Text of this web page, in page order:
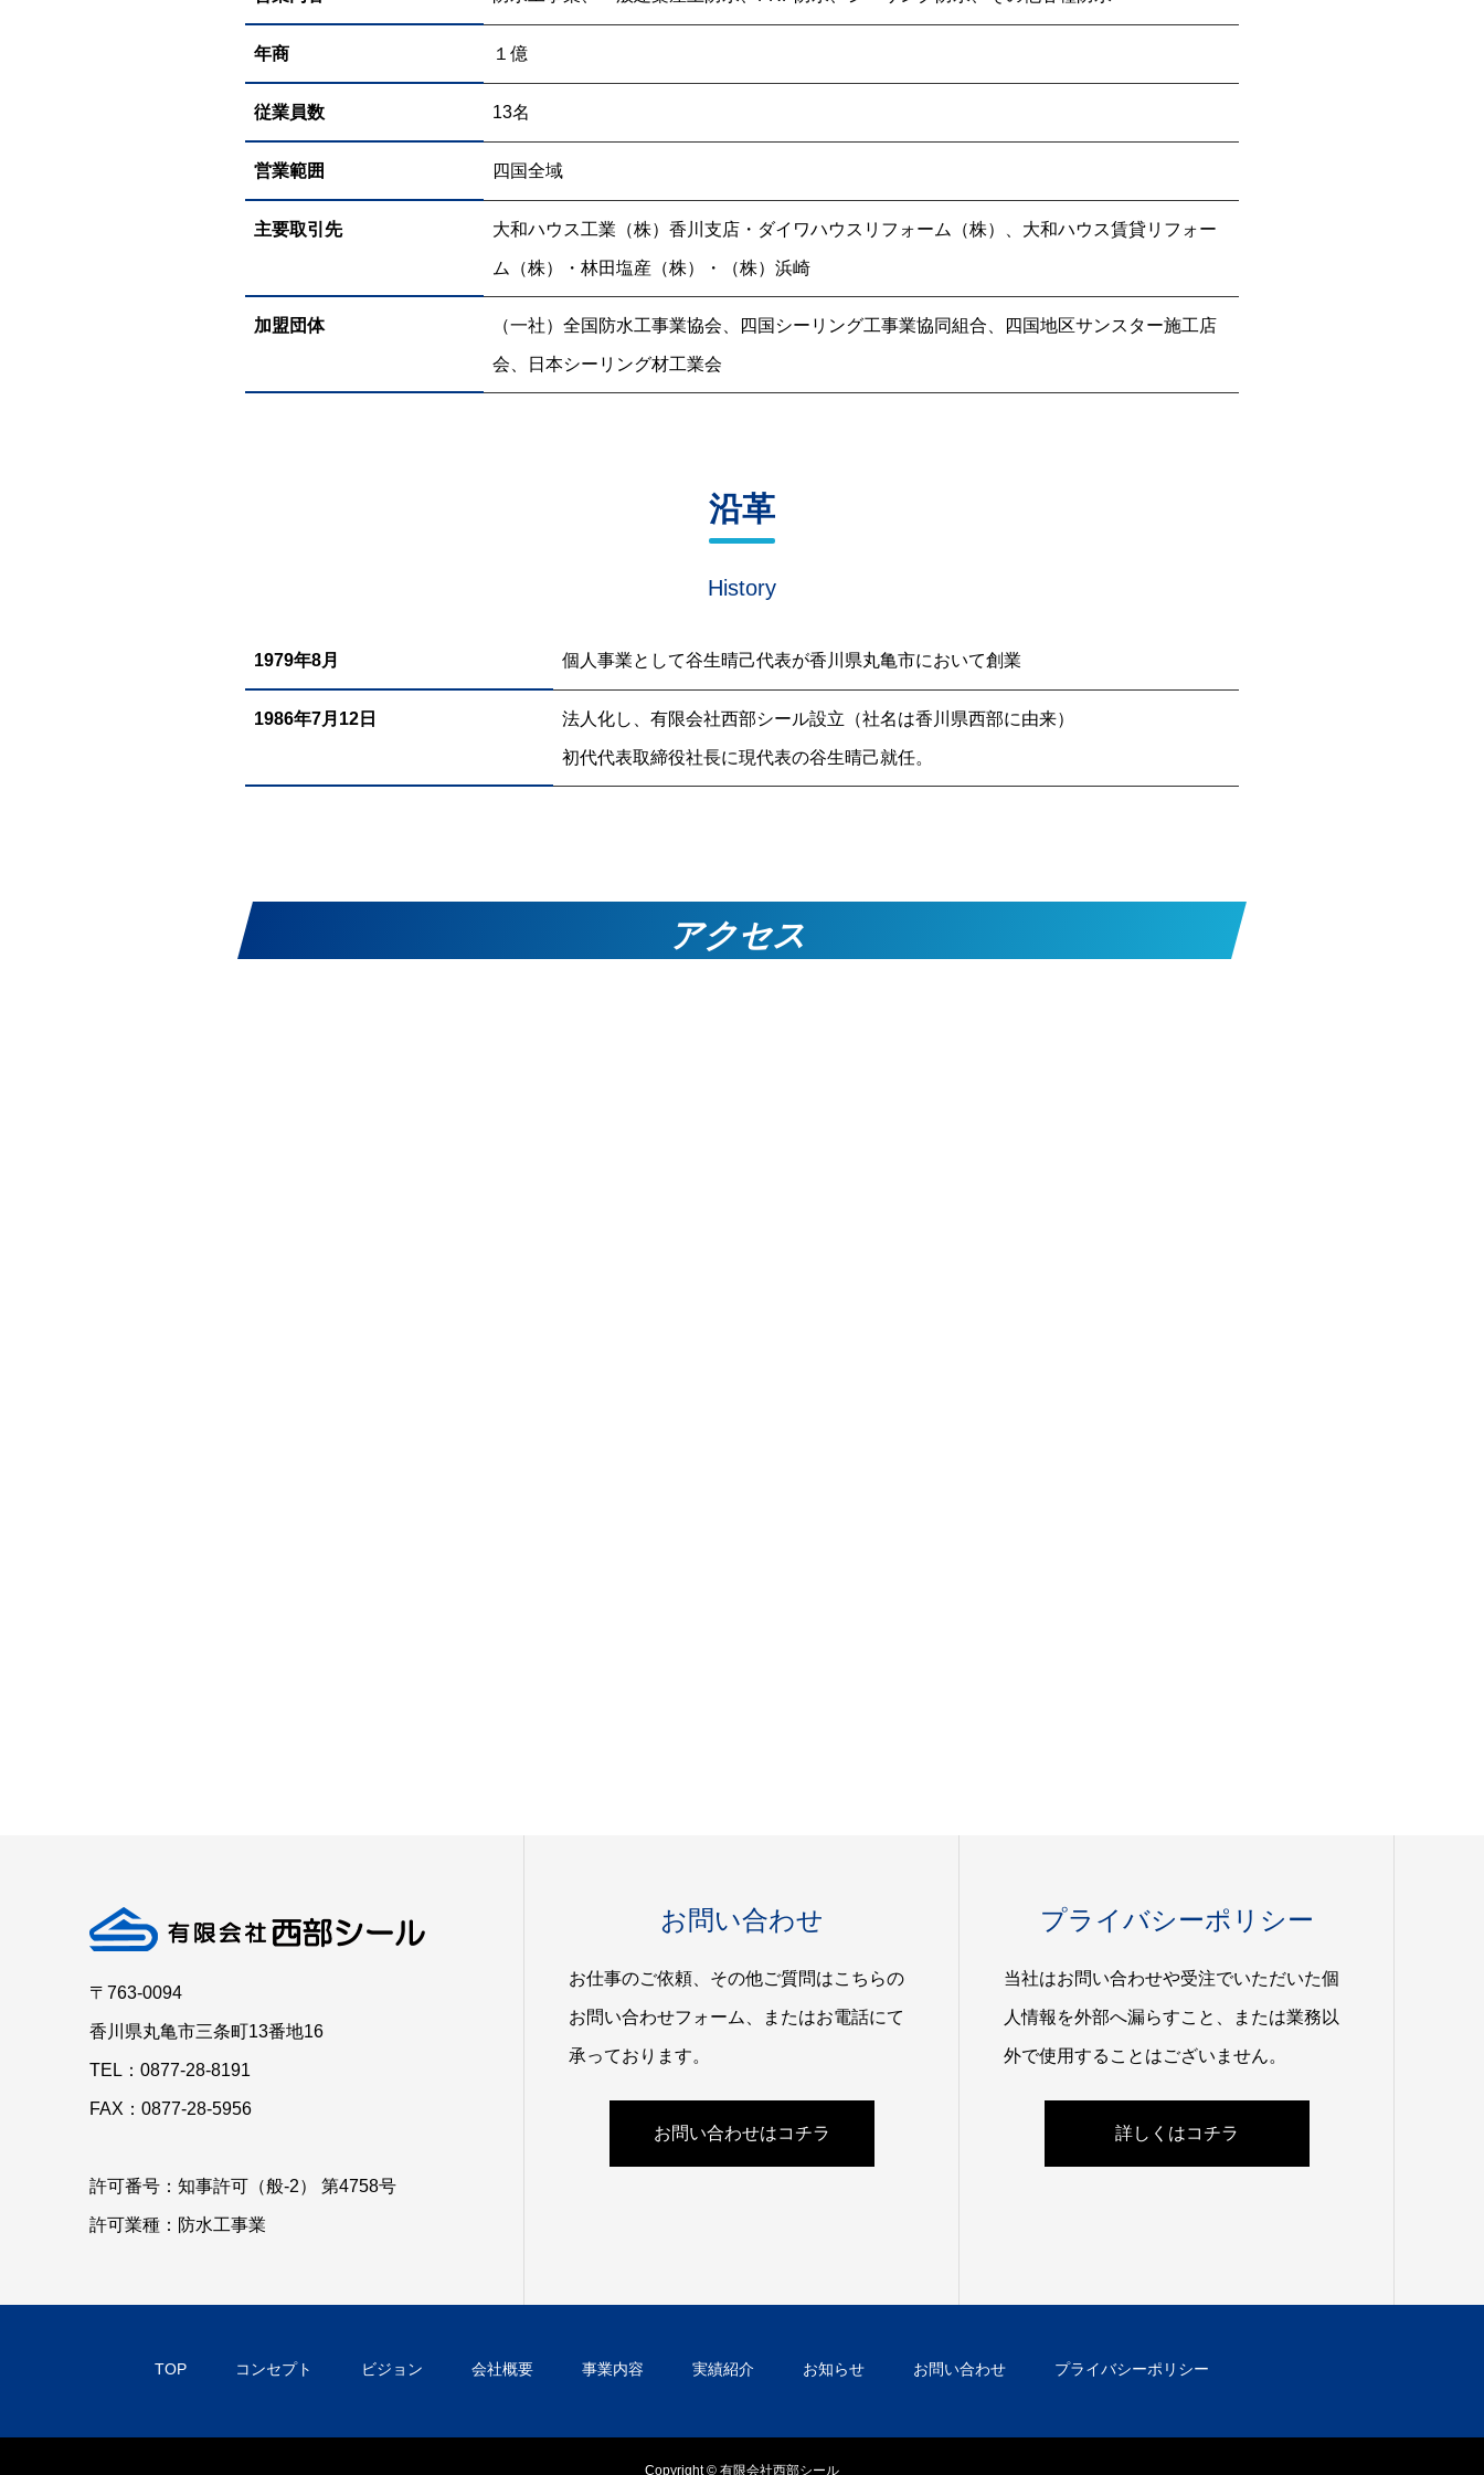
年商 １億
従業員数 13名
営業範囲 四国全域
主要取引先 大和ハウス工業（株）香川支店・ダイワハウスリフォーム（株）、大和ハウス賃貸リフォー
ム（株）・林田塩産（株）・（株）浜崎
加盟団体 （一社）全国防水工事業協会、四国シーリング工事業協同組合、四国地区サンスター施工店
会、日本シーリング材工業会
沿革
History
1979年8月 個人事業として谷生晴己代表が香川県丸亀市において創業
1986年7月12日 法人化し、有限会社西部シール設立（社名は香川県西部に由来）
初代代表取締役社長に現代表の谷生晴己就任。
アクセス
〒763-0094
香川県丸亀市三条町13番地16
TEL：0877-28-8191
FAX：0877-28-5956
許可番号：知事許可（般-2） 第4758号
許可業種：防水工事業
お問い合わせ
お仕事のご依頼、その他ご質問はこちらの
お問い合わせフォーム、またはお電話にて
承っております。
お問い合わせはコチラ
プライバシーポリシー
当社はお問い合わせや受注でいただいた個
人情報を外部へ漏らすこと、または業務以
外で使用することはございません。
詳しくはコチラ
TOP コンセプト ビジョン 会社概要 事業内容 実績紹介 お知らせ お問い合わせ プライバシーポリシー
Copyright © 有限会社西部シール